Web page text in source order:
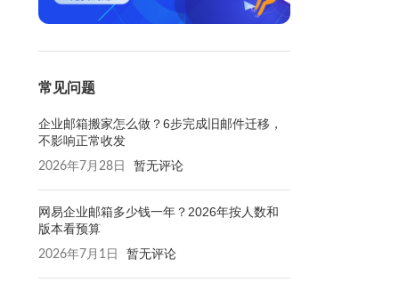
常见问题
企业邮箱搬家怎么做？6步完成旧邮件迁移，
不影响正常收发
2026年7月28日 暂无评论
网易企业邮箱多少钱一年？2026年按人数和
版本看预算
2026年7月1日 暂无评论